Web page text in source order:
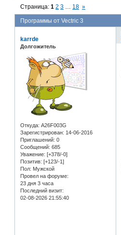
Программы от Vectric 3
Страница:1 2 3 18 »
karrde
Долгожитель
Откуда: A26F003G
Зарегистрирован: 14-06-2016
Приглашений: 0
Сообщений: 685
Уважение: [+378/-0]
Позитив: [+123/-1]
Пол: Мужской
Провел на форуме:
23 дня 3 часа
Последний визит:
02-08-2026 21:55:40